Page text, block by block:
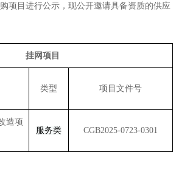
项目进行公示，现公开邀请具备资质的供应
挂网项目
类型 项目文件号
造项
服务类 CGB2025-0723-0301